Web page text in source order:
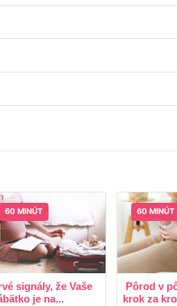
mamaclass.sk, stačí sledovať
pozretie video nahrávky je potrebné
a tried.
potrebné sťahovať žiadne ďalšie
ktorý Vaša hostka dala k
60 MINÚT
signály, že Vaše
je na...
60 MINÚT
Pôrod v
krok za